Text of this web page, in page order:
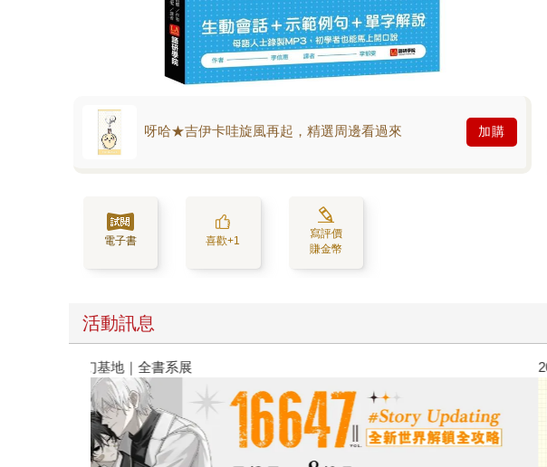
呀哈★吉伊卡哇旋風再起，精選周邊看過來 加購
電子書 喜歡+1
寫評價
賺金幣
活動訊息
春光ｘ奇幻基地｜全書系展